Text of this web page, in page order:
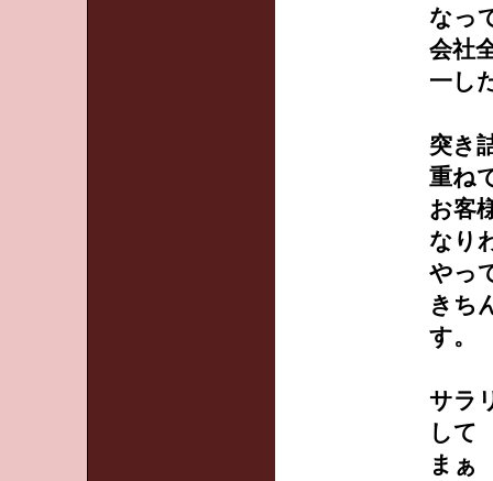
なっ
会社
一し
突き
重ね
お客
なり
やっ
きち
す。
サラ
して
まぁ